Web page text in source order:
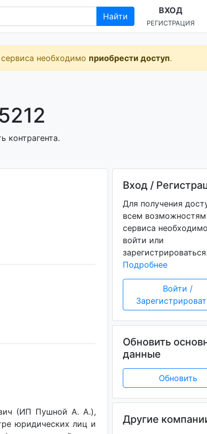
Найти
ВХОД
РЕГИСТРАЦИЯ
необходимо приобрести доступ.
контрагента.
(ИП Пушной А. А.),
юридических лиц и
Вход /
Для получения
всем возможностям
сервиса
войти или
Подробнее
Войти /
Обновить
данные
Обновить
Другие